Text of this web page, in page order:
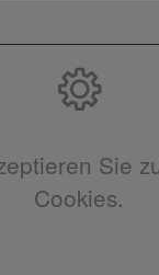
Sie
Cookies.